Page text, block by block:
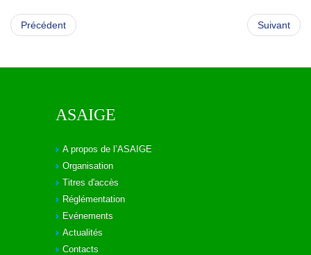
Précédent Suivant
ASAIGE
A propos de l’ASAIGE
Organisation
Titres d'accès
Réglémentation
Evénements
Actualités
Contacts